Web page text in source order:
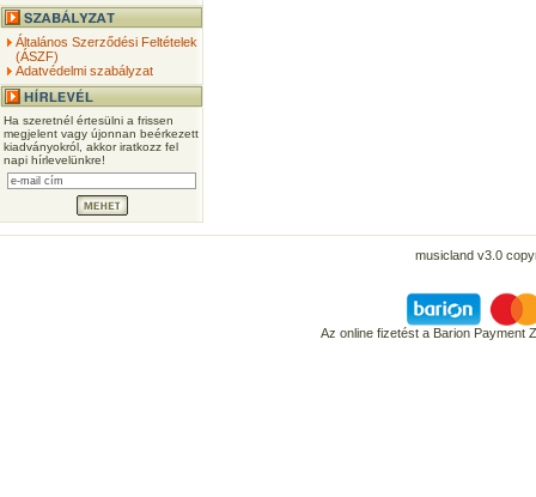
Általános Szerződési Feltételek
(ÁSZF)
Adatvédelmi szabályzat
Ha szeretnél értesülni a frissen
megjelent vagy újonnan beérkezett
kiadványokról, akkor iratkozz fel
napi hírlevelünkre!
musicland v3.0
Az online fizetést a Barion Payment